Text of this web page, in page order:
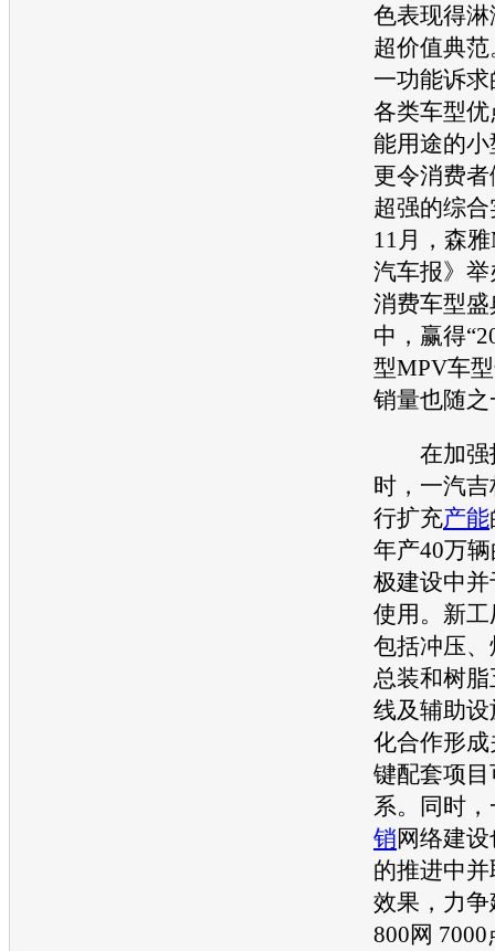
色表现得
超价值典
一功能诉
各类车型
能用途的小
更令消费
超强的综
11月， 森
汽车报》举
消费车型
中，赢得
型MPV车
销量也随
在加强
时， 一汽吉
行扩充产能
年产40万
极建设中
使用。新
包括冲压
总装和树
线及辅助
化合作形
键配套项
系。同时，
销网络建
的推进中
效果，力争
800网